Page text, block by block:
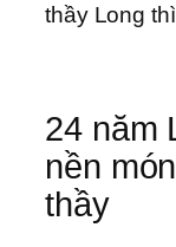
thầy Long
24 năm
nền
thầy